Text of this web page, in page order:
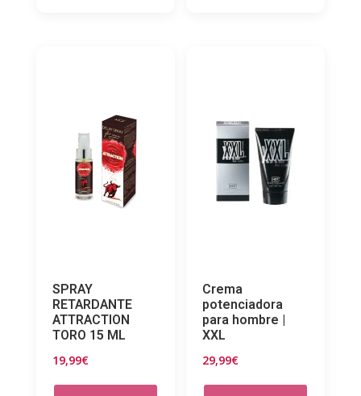
SPRAY
RETARDANTE
ATTRACTION
TORO 15 ML
19,99€
Crema
potenciadora
para hombre |
XXL
29,99€